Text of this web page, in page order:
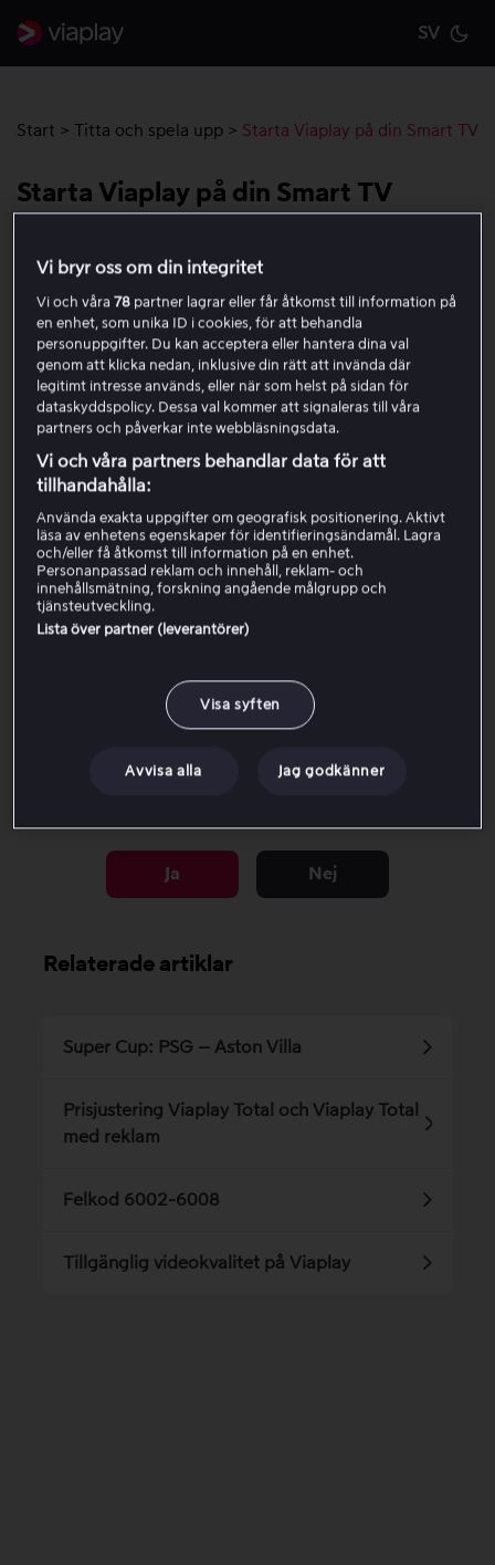
SV
Start > Titta och spela upp > Starta Viaplay på din Smart TV
Starta Viaplay på din Smart TV
Följ stegen nedan för att öppna Viaplay-appen, logga in
TV stöds av osshär.
Slå på din Smart TV och öppna TV:ns appmeny.
Välj appenViaplay(appen är ofta förinstallerad).
Om du inte kan hitta Viaplay-appen på din
Viaplay-appen”.
Logga in och börja titta.
denna artikelkan du läsa mer om vilka
inloggningsalternativ som finns för större skärmar som
Smart TV, Apple TV, Android TV och spelkonsoller.
Om du inte hittar Viaplay-appen
Ja Nej
Relaterade artiklar
Super Cup: PSG – Aston Villa
Prisjustering Viaplay Total och Viaplay Total
med reklam
Felkod 6002-6008
Tillgänglig videokvalitet på Viaplay
Vi bryr oss om din integritet
Vi och våra78 partner lagrar eller får åtkomst till information på
en enhet, som unika ID i cookies, för att behandla
personuppgifter. Du kan acceptera eller hantera dina val
genom att klicka nedan, inklusive din rätt att invända där
legitimt intresse används, eller när som helst på sidan för
dataskyddspolicy. Dessa val kommer att signaleras till våra
partners och påverkar inte webbläsningsdata.
Vi och våra partners behandlar data för att
tillhandahålla:
Använda exakta uppgifter om geografisk positionering. Aktivt
läsa av enhetens egenskaper för identifieringsändamål. Lagra
och/eller få åtkomst till information på en enhet.
Personanpassad reklam och innehåll, reklam- och
innehållsmätning, forskning angående målgrupp och
tjänsteutveckling.
Lista över partner (leverantörer)
Visa syften
Avvisa alla Jag godkänner